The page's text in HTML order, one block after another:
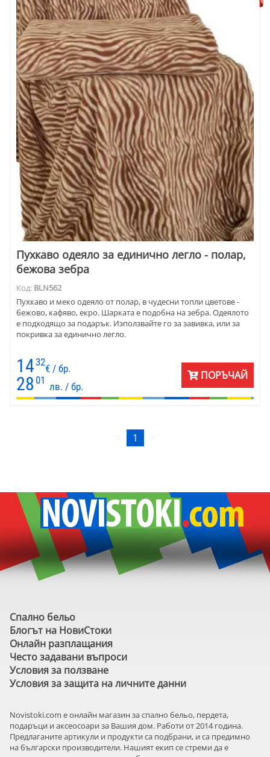
Пухкаво одеяло за единично легло - полар,
бежова зебра
Код: BLN562
Пухкаво и меко одеяло от полар, в чудесни топли цветове -
бежово, кафяво, екро. Шарката е подобна на зебра. Одеялото
е подходящо за подарък. Използвайте го за завивка, или за
покривка за единично легло.
14 32
€ / бр.
28 01
лв. / бр.
ПОРЪЧАЙ
1
Спално бельо
Блогът на НовиСтоки
Онлайн разплащания
Често задавани въпроси
Условия за ползване
Условия за защита на личните данни
Novistoki.com e онлайн магазин за спално бельо, пердета,
подаръци и аксеосоари за Вашия дом. Работи от 2014 година.
Предлаганите артикули и продукти са подбрани, и са предимно
на български производители. Нашият екип се стреми да е